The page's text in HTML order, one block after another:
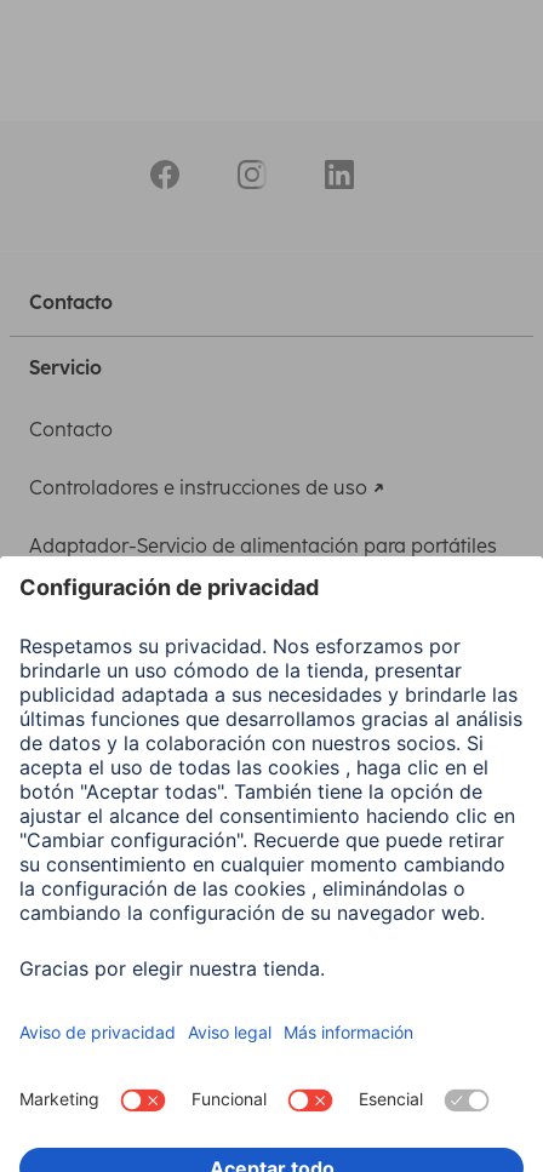
Contacto
Servicio
Contacto
Controladores e instrucciones de uso
Adaptador-Servicio de alimentación para portátiles
Clientes online
Conviértete en distribuidor
Compañía
Historia de la empresa
Hama en todo el Mundo
Sostenibilidad
Business-Portal